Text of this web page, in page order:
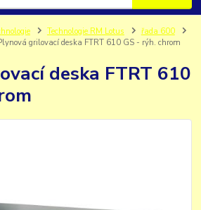
Technologie RM Lotus
řada 600
grilovací deska FTRT 610 GS - rýh. chrom
deska FTRT 610